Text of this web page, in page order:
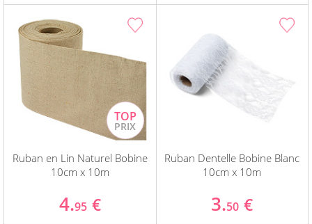
Ruban en Lin Naturel Bobine
10cm x 10m
4.95 €
Ruban Dentelle Bobine Blanc
10cm x 10m
3.50 €